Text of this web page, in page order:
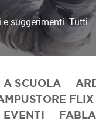
suggerimenti. Tutti
SCUOLA
FLIX
EVENTI